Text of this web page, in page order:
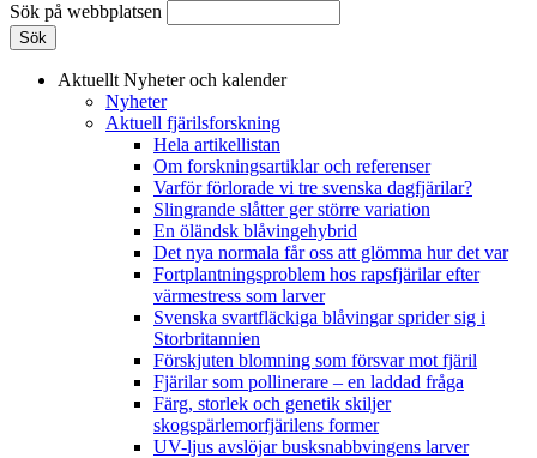
Sök på webbplatsen
Aktuellt Nyheter och kalender
Nyheter
Aktuell fjärilsforskning
Hela artikellistan
Om forskningsartiklar och referenser
Varför förlorade vi tre svenska dagfjärilar?
Slingrande slåtter ger större variation
En öländsk blåvingehybrid
Det nya normala får oss att glömma hur det var
Fortplantningsproblem hos rapsfjärilar efter
värmestress som larver
Svenska svartfläckiga blåvingar sprider sig i
Storbritannien
Förskjuten blomning som försvar mot fjäril
Fjärilar som pollinerare – en laddad fråga
Färg, storlek och genetik skiljer
skogspärlemorfjärilens former
UV-ljus avslöjar busksnabbvingens larver